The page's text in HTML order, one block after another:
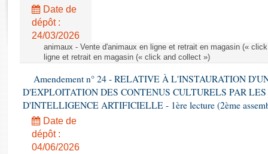
Rapports législatifs
Rapports sur l'application des lois
Baromètre de l’application des lois
Dossiers législatifs
Budget et sécurité sociale
Questions écrites et orales
Comptes rendus des débats
Date de
dépôt :
24/03/2026
animaux - Vente d'animaux en ligne et retrait en magasin («
ligne et retrait en magasin (« click and collect »)
Amendement n° 24 - RELATIVE À L'INSTAURATION
D'EXPLOITATION DES CONTENUS CULTURELS PAR LES
D'INTELLIGENCE ARTIFICIELLE - 1ère lecture (2ème
Date de
dépôt :
04/06/2026